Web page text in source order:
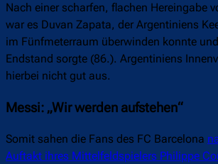
Nach einer scharfen, flachen Hereingabe
war es Duvan Zapata, der Argentiniens
im Fünfmeterraum überwinden konnte
Endstand sorgte (86.). Argentiniens
hierbei nicht gut aus.
Messi: „Wir werden aufstehen“
Somit sahen die Fans des FC Barcelona
Auftakt ihres Mittelfeldspielers Philippe